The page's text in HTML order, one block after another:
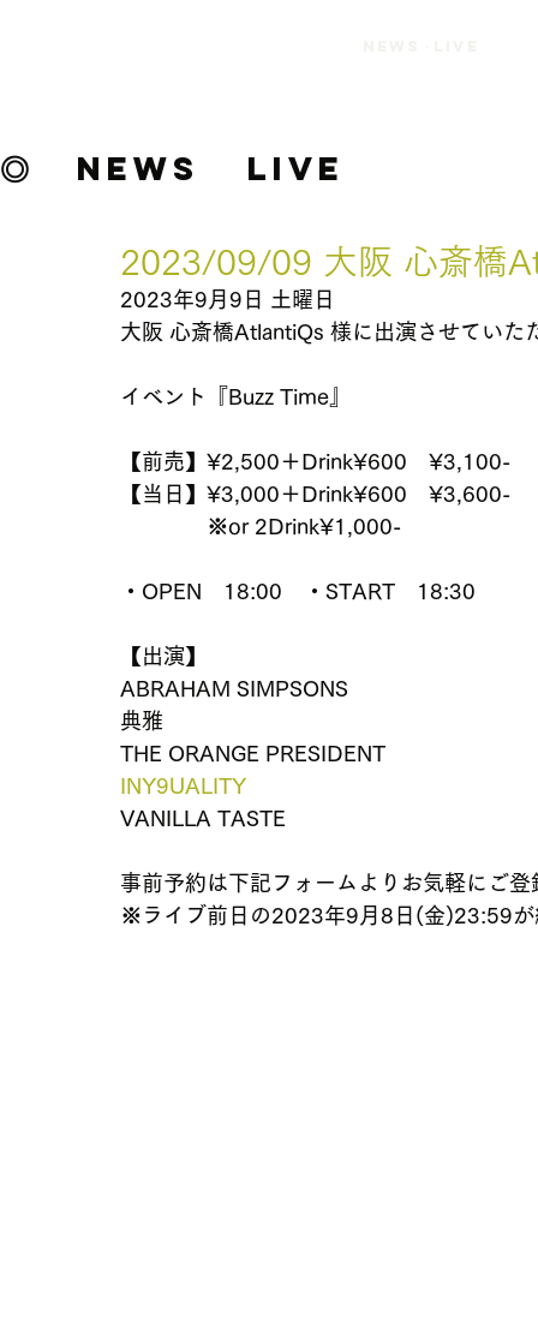
◎ NEWS LIVE
2023/09/09 大阪 心斎橋
2023年9月9日 土曜日
大阪 心斎橋AtlantiQs 様に出演させていた
イベント『Buzz Time』
【前売】¥2,500＋Drink¥600　¥3,100-
【当日】¥3,000＋Drink¥600　¥3,600-
※or 2Drink¥1,000-
・OPEN　18:00　・START　18:30
【出演】
ABRAHAM SIMPSONS
典雅
THE ORANGE PRESIDENT
INY9UALITY
VANILLA TASTE
事前予約は下記フォームよりお気軽にご登
※ライブ前日の2023年9月8日(金)23:59が